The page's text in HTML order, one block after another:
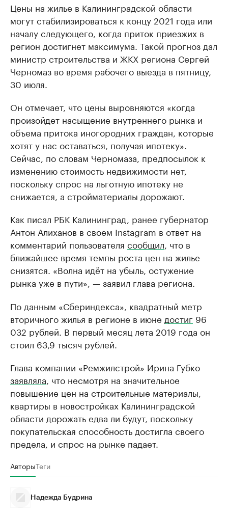
Цены на жилье в Калининградской области
могут стабилизироваться к концу 2021 года или
началу следующего, когда приток приезжих в
регион достигнет максимума. Такой прогноз дал
министр строительства и ЖКХ региона Сергей
Черномаз во время рабочего выезда в пятницу,
30 июля.
Он отмечает, что цены выровняются «когда
произойдет насыщение внутреннего рынка и
объема притока иногородних граждан, которые
хотят у нас оставаться, получая ипотеку».
Сейчас, по словам Черномаза, предпосылок к
изменению стоимость недвижимости нет,
поскольку спрос на льготную ипотеку не
снижается, а стройматериалы дорожают.
Как писал РБК Калининград, ранее губернатор
Антон Алиханов в своем Instagram в ответ на
комментарий пользователя сообщил, что в
ближайшее время темпы роста цен на жилье
снизятся. «Волна идёт на убыль, остужение
рынка уже в пути», — заявил глава региона.
По данным «Сбериндекса», квадратный метр
вторичного жилья в регионе в июне достиг 96
032 рублей. В первый месяц лета 2019 года он
стоил 63,9 тысяч рублей.
Глава компании «Ремжилстрой» Ирина Губко
заявляла, что несмотря на значительное
повышение цен на строительные материалы,
квартиры в новостройках Калининградской
области дорожать едва ли будут, поскольку
покупательская способность достигла своего
предела, и спрос на рынке падает.
АвторыТеги
Надежда Будрина